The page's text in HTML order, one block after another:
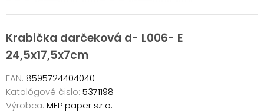
Krabička darčeková d- L006- E
24,5x17,5x7cm
EAN: 8595724404040
Katalógové čislo: 5371198
Výrobca: MFP paper s.r.o.